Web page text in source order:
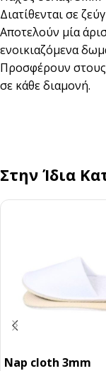
Διατίθενται σε
Αποτελούν μία
ενοικιαζόμενα
Προσφέρουν στους
σε κάθε διαμονή.
Στην Ίδια
Nap cloth 3mm